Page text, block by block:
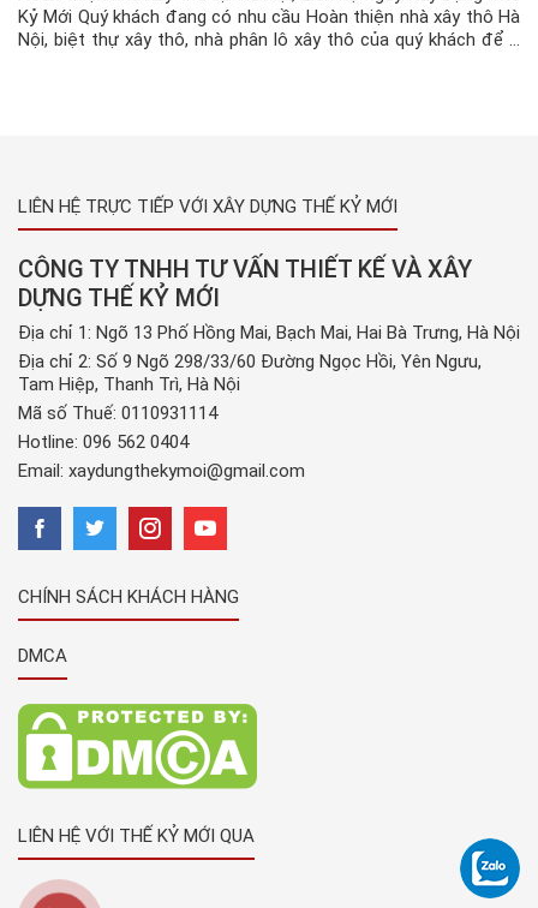
Kỷ Mới Quý khách đang có nhu cầu Hoàn thiện nhà xây thô Hà
Nội, biệt thự xây thô, nhà phân lô xây thô của quý khách để ở
LIÊN HỆ TRỰC TIẾP VỚI XÂY DỰNG THẾ KỶ MỚI
CÔNG TY TNHH TƯ VẤN THIẾT KẾ VÀ XÂY
DỰNG THẾ KỶ MỚI
Địa chỉ 1: Ngõ 13 Phố Hồng Mai, Bạch Mai, Hai Bà Trưng, Hà Nội
Địa chỉ 2: Số 9 Ngõ 298/33/60 Đường Ngọc Hồi, Yên Ngưu,
Tam Hiệp, Thanh Trì, Hà Nội
Mã số Thuế: 0110931114
Hotline: 096 562 0404
Email: xaydungthekymoi@gmail.com
CHÍNH SÁCH KHÁCH HÀNG
DMCA
LIÊN HỆ VỚI THẾ KỶ MỚI QUA